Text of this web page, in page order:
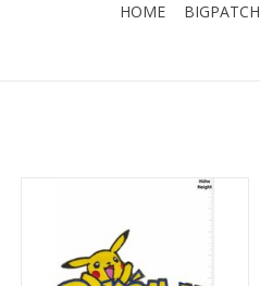
HOME BIGPATCH
Pikachu - Pokémon - font II
TOEVOEGEN AAN WINKELWAGEN